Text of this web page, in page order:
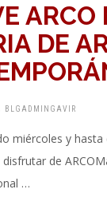
ARCO
DE
BLGADMINGAVIR
miércoles y
de
…